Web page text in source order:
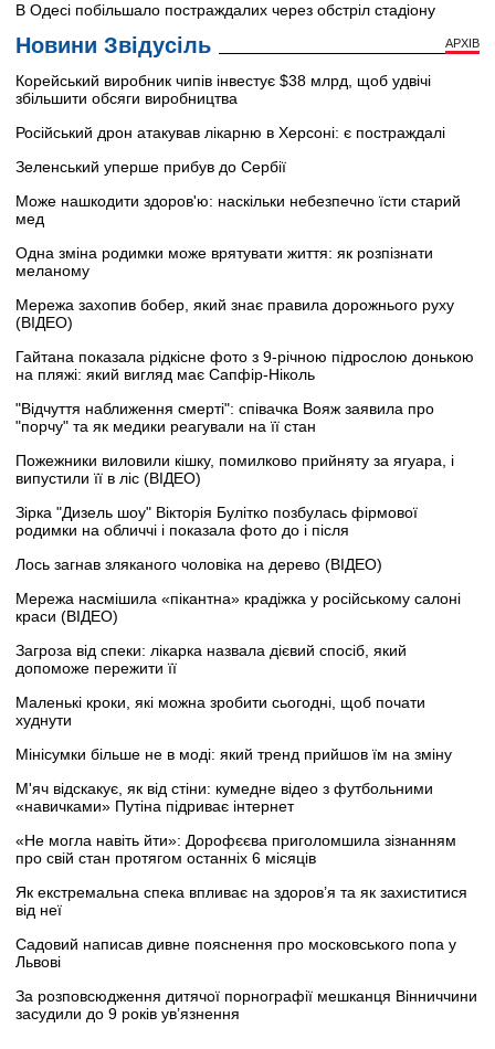
В Одесі побільшало постраждалих через обстріл стадіону
Новини Звідусіль АРХІВ
Корейський виробник чипів інвестує $38 млрд, щоб удвічі
збільшити обсяги виробництва
Російський дрон атакував лікарню в Херсоні: є постраждалі
Зеленський уперше прибув до Сербії
Може нашкодити здоров'ю: наскільки небезпечно їсти старий
мед
Одна зміна родимки може врятувати життя: як розпізнати
меланому
Мережа захопив бобер, який знає правила дорожнього руху
(ВІДЕО)
Гайтана показала рідкісне фото з 9-річною підрослою донькою
на пляжі: який вигляд має Сапфір-Ніколь
"Відчуття наближення смерті": співачка Вояж заявила про
"порчу" та як медики реагували на її стан
Пожежники виловили кішку, помилково прийняту за ягуара, і
випустили її в ліс (ВІДЕО)
Зірка "Дизель шоу" Вікторія Булітко позбулась фірмової
родимки на обличчі і показала фото до і після
Лось загнав зляканого чоловіка на дерево (ВІДЕО)
Мережа насмішила «пікантна» крадіжка у російському салоні
краси (ВІДЕО)
Загроза від спеки: лікарка назвала дієвий спосіб, який
допоможе пережити її
Маленькі кроки, які можна зробити сьогодні, щоб почати
худнути
Мінісумки більше не в моді: який тренд прийшов їм на зміну
М'яч відскакує, як від стіни: кумедне відео з футбольними
«навичками» Путіна підриває інтернет
«Не могла навіть йти»: Дорофєєва приголомшила зізнанням
про свій стан протягом останніх 6 місяців
Як екстремальна спека впливає на здоров’я та як захиститися
від неї
Садовий написав дивне пояснення про московського попа у
Львові
За розповсюдження дитячої порнографії мешканця Вінниччини
засудили до 9 років ув’язнення